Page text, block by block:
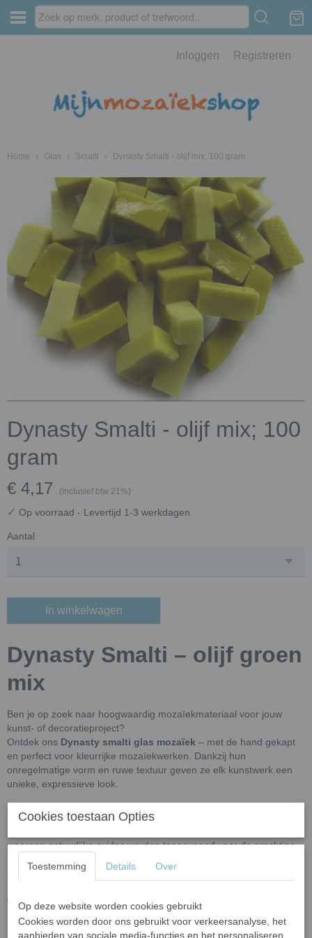
Inloggen Registreren
Home › Glas › Smalti › Dynasty Smalti - olijf mix; 100 gram
Dynasty Smalti - olijf mix; 100
gram
€ 4,17 (inclusief btw 21%)
✓ Op voorraad - Levertijd 1-3 werkdagen
Aantal
In winkelwagen
Dynasty Smalti – olijf groen
mix
Ben je op zoek naar hoogwaardig mozaïekmateriaal voor jouw
kunst- of decoratieproject?
Ontdek ons Dynasty smalti glas mozaïek – met de hand gekapt
en perfect voor kleurrijke mozaïekwerken. Dankzij hun
onregelmatige vorm en ruwe textuur geven ze elk kunstwerk een
unieke, expressieve look.
Afmetingen
waaraan natuurlijke oxides worden toegevoegd voor de prachtige
dikte van 10 mm. Deze pizza's (ronde schijven glas) hebben van
worden in stukjes geknipt van ongeveer
18 mm x 10 mm x 8 mm.
100 gram is goed voor een oppervlak van ongeveer 9 cm x 9 cm.
Cookies toestaan Opties
Toestemming Details Over
Op deze website worden cookies gebruikt
Cookies worden door ons gebruikt voor verkeersanalyse, het
aanbieden van sociale media-functies en het personaliseren